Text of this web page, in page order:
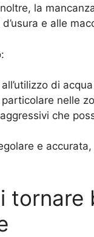
la
e alle
di
particolare nelle
che
e
tornare